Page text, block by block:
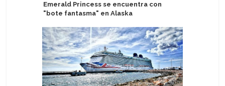
Emerald Princess se encuentra con
"bote fantasma" en Alaska